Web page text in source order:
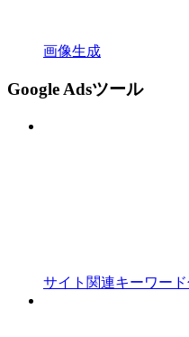
画像生成
Google Adsツール
サイト関連キーワー